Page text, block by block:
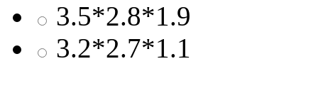
3.5*2.8*1.9
3.2*2.7*1.1